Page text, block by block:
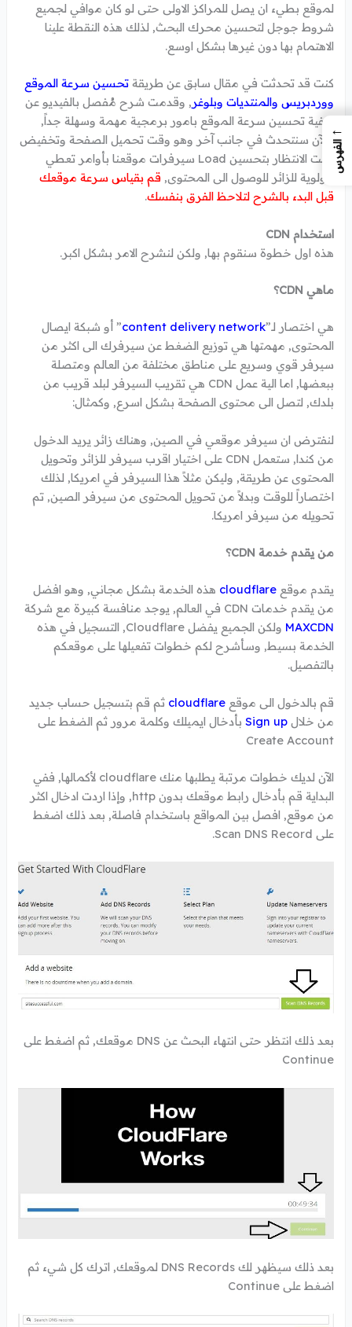
لموقع بطيء ان يصل للمراكز الاولى حتى لو كان موافي لجميع
شروط جوجل لتحسين محرك البحث, لذلك هذه النقطة علينا
الاهتمام بها دون غيرها بشكل اوسع.
كنت قد تحدثت في مقال سابق عن طريقةتحسين سرعة الموقع
ووردبريس والمنتديات وبلوغر , وقدمت شرح مُفصل بالفيديو عن
كيفية تحسين سرعة الموقع بامور برمجية مهمة وسهلة جداً,
والآن سنتحدث في جانب آخر وهو وقت تحميل الصفحة وتخفيض
وقت الانتظار بتحسين Load سيرفرات موقعنا بأوامر تعطي
الاولوية للزائر للوصول الى المحتوى,قم بقياس سرعة موقعك
قبل البدء بالشرح لتلاحظ الفرق بنفسك.
استخدام CDN
هذه اول خطوة سنقوم بها, ولكن لنشرح الامر بشكل اكبر.
ماهي CDN؟
هي اختصار لـ”content delivery network” أو شبكة ايصال
المحتوى, مهمتها هي توزيع الضغط عن سيرفرك الى اكثر من
سيرفر قوي وسريع على مناطق مختلفة من العالم ومتصلة
ببعضها, اما الية عمل CDN هي تقريب السيرفر لبلد قريب من
بلدك, لتصل الى محتوى الصفحة بشكل اسرع, وكمثال:
لنفترض ان سيرفر موقعي في الصين, وهناك زائر يريد الدخول
من كندا, ستعمل CDN على اختيار اقرب سيرفر للزائر وتحويل
المحتوى عن طريقة, وليكن مثلاً هذا السيرفر في امريكا, لذلك
اختصاراً للوقت وبدلاً من تحويل المحتوى من سيرفر الصين, تم
تحويله من سيرفر امريكا.
من يقدم خدمة CDN؟
يقدم موقعcloudflare هذه الخدمة بشكل مجاني, وهو افضل
من يقدم خدمات CDN في العالم, يوجد منافسة كبيرة مع شركة
MAXCDN
ولكن الجميع يفضل Cloudflare, التسجيل في هذه
الخدمة بسيط, وسأشرح لكم خطوات تفعيلها على موقعكم
بالتفصيل.
قم بالدخول الى موقعcloudflare ثم قم بتسجيل حساب جديد
من خلالSign up بأدخال ايميلك وكلمة مرور ثم الضغط على
Create Account
الآن لديك خطوات مرتبة يطلبها منك cloudflare لأكمالها, ففي
البداية قم بأدخال رابط موقعك بدون http, وإذا اردت ادخال اكثر
من موقع, افصل بين المواقع باستخدام فاصلة, بعد ذلك اضغط
على Scan DNS Record.
بعد ذلك انتظر حتى انتهاء البحث عن DNS موقعك, ثم اضغط على
Continue
بعد ذلك سيظهر لك DNS Records لموقعك, اترك كل شيء ثم
اضغط على Continue
←
الفهرس